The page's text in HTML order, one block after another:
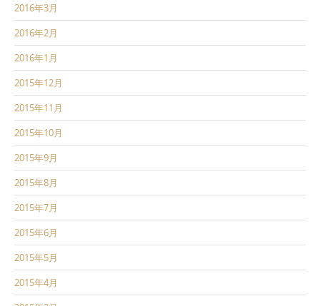
2016年3月
2016年2月
2016年1月
2015年12月
2015年11月
2015年10月
2015年9月
2015年8月
2015年7月
2015年6月
2015年5月
2015年4月